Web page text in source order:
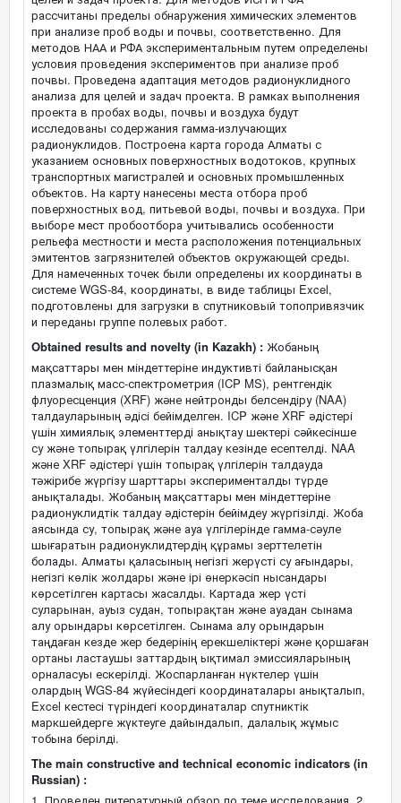
рассчитаны пределы обнаружения химических элементов
при анализе проб воды и почвы, соответственно. Для
методов НАА и РФА экспериментальным путем определены
условия проведения экспериментов при анализе проб
почвы. Проведена адаптация методов радионуклидного
анализа для целей и задач проекта. В рамках выполнения
проекта в пробах воды, почвы и воздуха будут
исследованы содержания гамма-излучающих
радионуклидов. Построена карта города Алматы с
указанием основных поверхностных водотоков, крупных
транспортных магистралей и основных промышленных
объектов. На карту нанесены места отбора проб
поверхностных вод, питьевой воды, почвы и воздуха. При
выборе мест пробоотбора учитывались особенности
рельефа местности и места расположения потенциальных
эмитентов загрязнителей объектов окружающей среды.
Для намеченных точек были определены их координаты в
системе WGS-84, координаты, в виде таблицы Excel,
подготовлены для загрузки в спутниковый топопривязчик
и переданы группе полевых работ.
Obtained results and novelty (in Kazakh) : Жобаның
мақсаттары мен міндеттеріне индуктивті байланысқан
плазмалық масс-спектрометрия (ICP MS), рентгендік
флуоресценция (XRF) және нейтронды белсендіру (NAA)
талдауларының әдісі бейімделген. ICP және XRF әдістері
үшін химиялық элементтерді анықтау шектері сәйкесінше
су және топырақ үлгілерін талдау кезінде есептелді. NAA
және XRF әдістері үшін топырақ үлгілерін талдауда
тәжірибе жүргізу шарттары эксперименталды түрде
анықталады. Жобаның мақсаттары мен міндеттеріне
радионуклидтік талдау әдістерін бейімдеу жүргізілді. Жоба
аясында су, топырақ және ауа үлгілерінде гамма-сәуле
шығаратын радионуклидтердің құрамы зерттелетін
болады. Алматы қаласының негізгі жерүсті су ағындары,
негізгі көлік жолдары және ірі өнеркәсіп нысандары
көрсетілген картасы жасалды. Картада жер үсті
суларынан, ауыз судан, топырақтан және ауадан сынама
алу орындары көрсетілген. Сынама алу орындарын
таңдаған кезде жер бедерінің ерекшеліктері және қоршаған
ортаны ластаушы заттардың ықтимал эмиссияларының
орналасуы ескерілді. Жоспарланған нүктелер үшін
олардың WGS-84 жүйесіндегі координаталары анықталып,
Excel кестесі түріндегі координаталар спутниктік
маркшейдерге жүктеуге дайындалып, далалық жұмыс
тобына берілді.
The main constructive and technical economic indicators (in
Russian) :